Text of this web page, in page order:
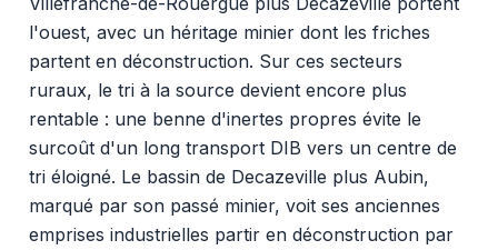
l'ouest, avec un héritage minier dont les friches
partent en déconstruction. Sur ces secteurs
ruraux, le tri à la source devient encore plus
rentable : une benne d'inertes propres évite le
surcoût d'un long transport DIB vers un centre de
tri éloigné. Le bassin de Decazeville plus Aubin,
marqué par son passé minier, voit ses anciennes
emprises industrielles partir en déconstruction par